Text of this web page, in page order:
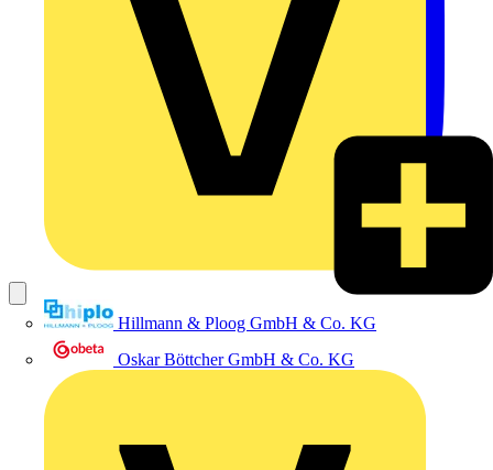
Hillmann & Ploog GmbH & Co. KG
Oskar Böttcher GmbH & Co. KG